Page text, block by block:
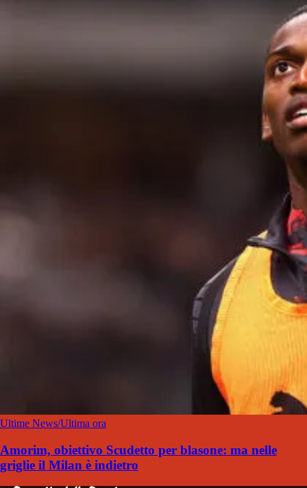
Ultime News/Ultima ora
Amorim, obiettivo Scudetto per blasone: ma nelle
griglie il Milan è indietro